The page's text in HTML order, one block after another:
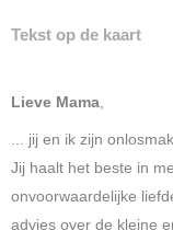
Tekst op de kaart
Lieve Mama
... jij en ik zijn
Jij haalt het beste in
onvoorwaardelijke
advies over de kleine